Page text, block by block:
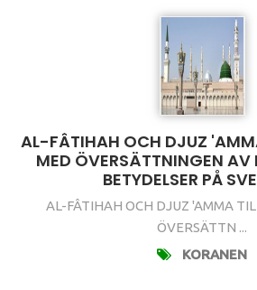
AL-FÂTIHAH OCH DJUZ
MED ÖVERSÄTTNINGEN AV
BETYDELSER PÅ
AL-FÂTIHAH OCH DJUZ 'AMMA
ÖVERSÄTTN ...
KORANEN